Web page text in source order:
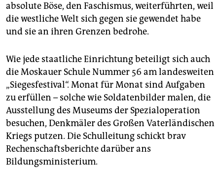
absolute Böse, den Faschismus, weiterführten, weil
die westliche Welt sich gegen sie gewendet habe
und sie an ihren Grenzen bedrohe.
Wie jede staatliche Einrichtung beteiligt sich auch
die Moskauer Schule Nummer 56 am landesweiten
„Siegesfestival“. Monat für Monat sind Aufgaben
zu erfüllen – solche wie Solda­ten­bilder malen, die
­Ausstellung des Museums der Spezialoperation
besuchen, Denkmäler des Großen Vaterländischen
Kriegs putzen. Die Schulleitung schickt brav
Rechenschaftsberichte darüber ans
Bildungsministerium.